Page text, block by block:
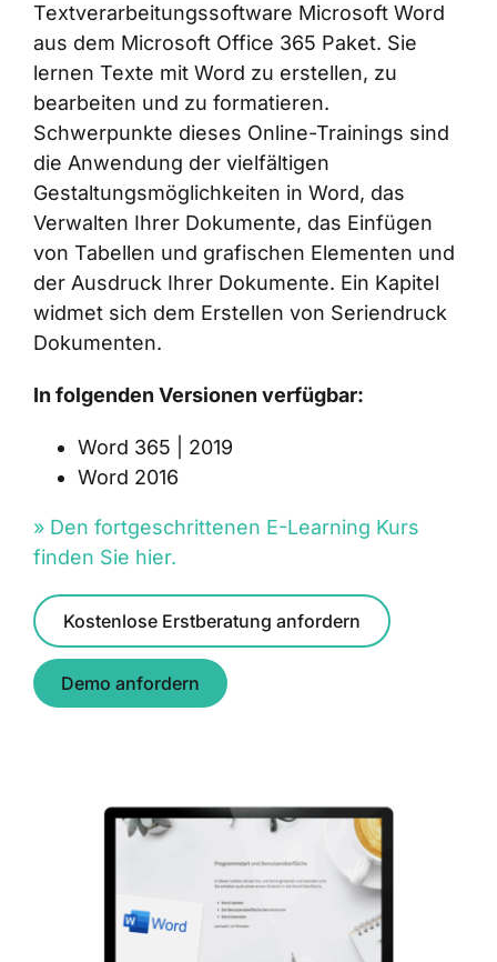
Textverarbeitungssoftware Microsoft Word
aus dem Microsoft Office 365 Paket. Sie
lernen Texte mit Word zu erstellen, zu
bearbeiten und zu formatieren.
Schwerpunkte dieses Online-Trainings sind
die Anwendung der vielfältigen
Gestaltungsmöglichkeiten in Word, das
Verwalten Ihrer Dokumente, das Einfügen
von Tabellen und grafischen Elementen und
der Ausdruck Ihrer Dokumente. Ein Kapitel
widmet sich dem Erstellen von Seriendruck
Dokumenten.
In folgenden Versionen verfügbar:
Word 365 | 2019
Word 2016
» Den fortgeschrittenen E-Learning Kurs
finden Sie hier.
Kostenlose Erstberatung anfordern
Demo anfordern